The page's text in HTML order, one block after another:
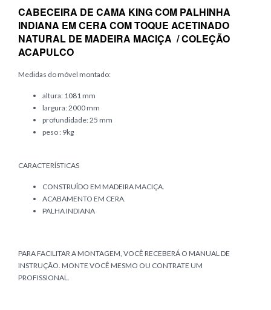
CABECEIRA DE CAMA KING COM PALHINHA
INDIANA EM CERA COM TOQUE ACETINADO
NATURAL DE MADEIRA MACIÇA / COLEÇÃO
ACAPULCO
Medidas do móvel montado:
altura: 1081 mm
largura: 2000 mm
profundidade: 25 mm
peso : 9kg
CARACTERÍSTICAS
CONSTRUÍDO EM MADEIRA MACIÇA.
ACABAMENTO EM CERA.
PALHA INDIANA
PARA FACILITAR A MONTAGEM, VOCÊ RECEBERÁ O MANUAL DE
INSTRUÇÃO. MONTE VOCÊ MESMO OU CONTRATE UM
PROFISSIONAL.